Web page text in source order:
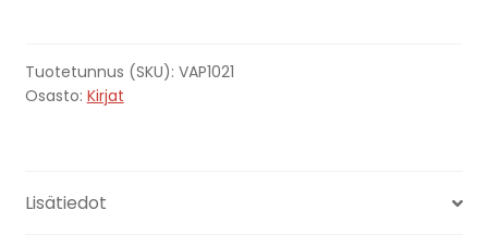
Tuotetunnus (SKU): VAP1021
Osasto: Kirjat
Lisätiedot